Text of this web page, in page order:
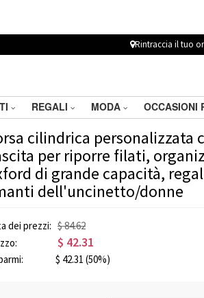
Rintraccia il tuo
REGALI MODA OCCASIONI
cilindrica personalizzata
per riporre filati,
di grande capacità,
dell'uncinetto/donne
dei prezzi: $ 84.62
$ 42.31
$ 42.31 (50%)